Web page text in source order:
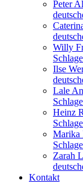
Peter
Willy
Ilse
Lale
Heinz
Marika
Zarah
Kontakt